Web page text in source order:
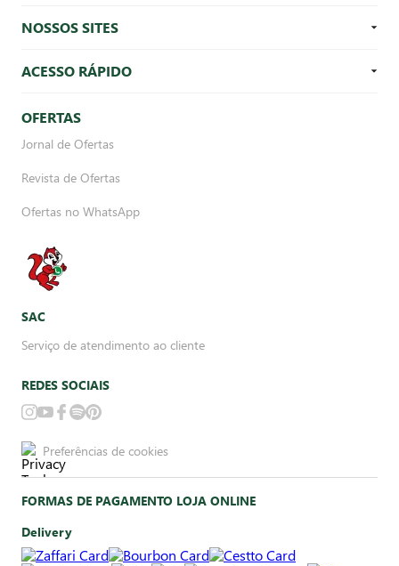
NOSSOS SITES
ACESSO RÁPIDO
OFERTAS
Jornal de Ofertas
Revista de Ofertas
Ofertas no WhatsApp
SAC
Serviço de atendimento ao cliente
REDES SOCIAIS
Preferências de cookies
FORMAS DE PAGAMENTO LOJA ONLINE
Delivery